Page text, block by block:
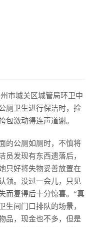
市城关区城管局环卫中
厕卫生进行保洁时，捡
包激动得连声道谢。
的公厕如厕时，不慎将
员发现有东西遗落后，
只好将失物妥善放置在
领。没过一会儿，只见
而复得后十分惊喜。“真
生间门口排队的场景，
品，现金也不多，但是